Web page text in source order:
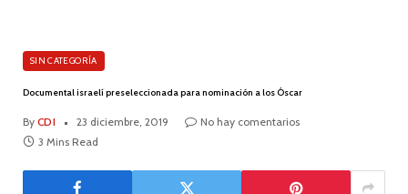
SIN CATEGORÍA
Documental israelí preseleccionada para nominación a los Óscar
By CDI 23 diciembre, 2019
No hay comentarios
3 Mins Read